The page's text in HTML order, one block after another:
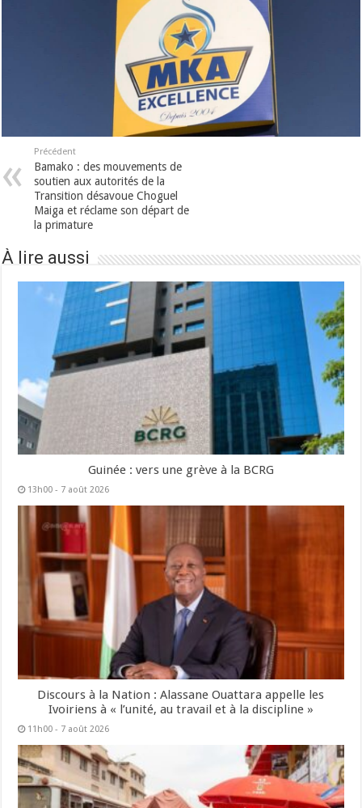
Précédent
Bamako : des mouvements de
soutien aux autorités de la
Transition désavoue Choguel
Maiga et réclame son départ de
la primature
À lire aussi
Guinée : vers une grève à la BCRG
13h00 - 7 août 2026
Discours à la Nation : Alassane Ouattara appelle les
Ivoiriens à « l’unité, au travail et à la discipline »
11h00 - 7 août 2026